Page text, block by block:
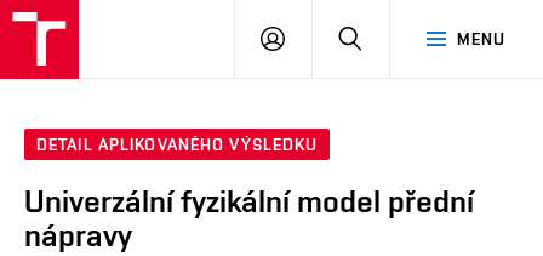
MENU
PŘIHLÁSIT
DETAIL APLIKOVANÉHO VÝSLEDKU
Univerzální fyzikální model přední
nápravy